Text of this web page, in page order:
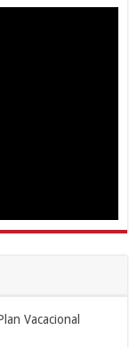
Vacacional